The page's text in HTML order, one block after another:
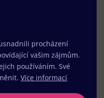
procházení
vašim zájmům.
používáním. Své
Více informací